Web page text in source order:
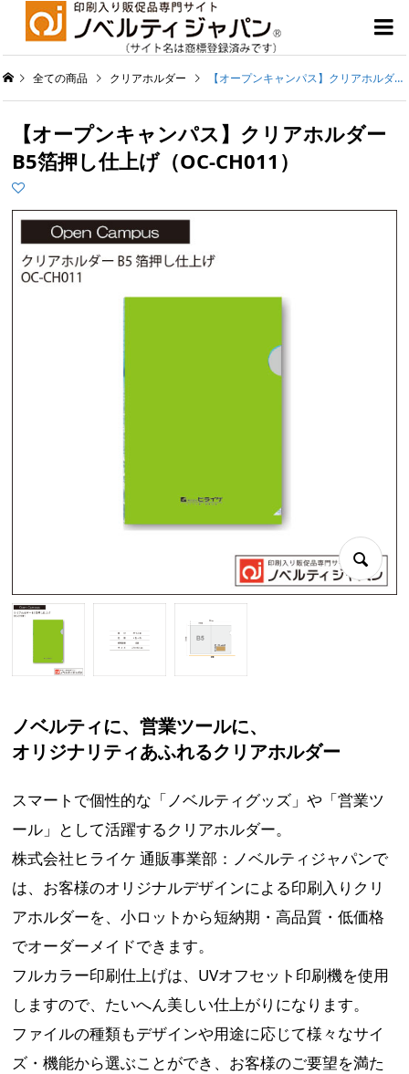

全ての商品 クリアホルダー 【オープンキャンパス】クリアホルダー B5箔押し仕上げ（OC-CH011）
【オープンキャンパス】クリアホルダー
B5箔押し仕上げ（OC-CH011）
ノベルティに、営業ツールに、
オリジナリティあふれるクリアホルダー
スマートで個性的な「ノベルティグッズ」や「営業ツ
ール」として活躍するクリアホルダー。
株式会社ヒライケ 通販事業部：ノベルティジャパンで
は、お客様のオリジナルデザインによる印刷入りクリ
アホルダーを、小ロットから短納期・高品質・低価格
でオーダーメイドできます。
フルカラー印刷仕上げは、UVオフセット印刷機を使用
しますので、たいへん美しい仕上がりになります。
ファイルの種類もデザインや用途に応じて様々なサイ
ズ・機能から選ぶことができ、お客様のご要望を満た